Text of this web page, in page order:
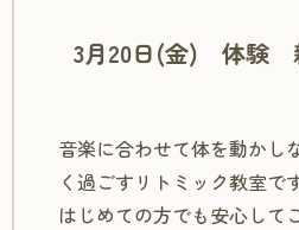
3月20日(金) 体験
音楽に合わせて体を動かし
く過ごすリトミック教室で
はじめての方でも安心して